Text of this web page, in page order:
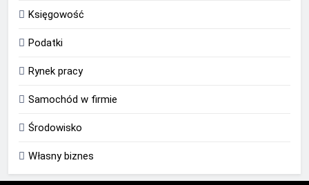
Księgowość
Podatki
Rynek pracy
Samochód w firmie
Środowisko
Własny biznes